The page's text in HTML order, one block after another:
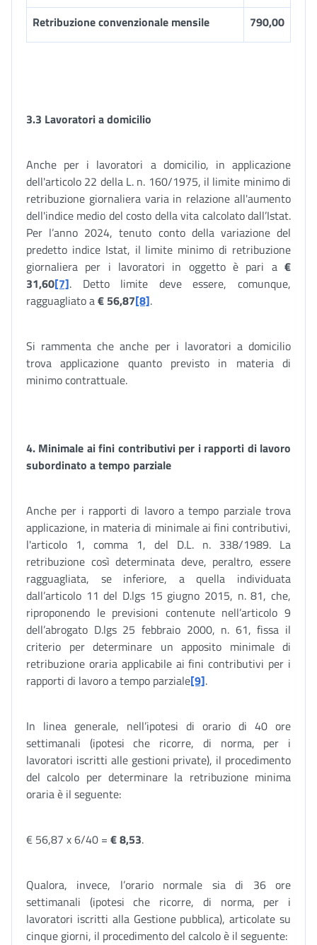
Retribuzione convenzionale mensile 790,00
3.3 Lavoratori a domicilio
Anche per i lavoratori a domicilio, in applicazione
dell'articolo 22 della L. n. 160/1975, il limite minimo di
retribuzione giornaliera varia in relazione all'aumento
dell'indice medio del costo della vita calcolato dall’Istat.
Per l’anno 2024, tenuto conto della variazione del
predetto indice Istat, il limite minimo di retribuzione
giornaliera per i lavoratori in oggetto è pari a €
31,60[7]. Detto limite deve essere, comunque,
ragguagliato a€ 56,87[8].
Si rammenta che anche per i lavoratori a domicilio
trova applicazione quanto previsto in materia di
minimo contrattuale.
4. Minimale ai fini contributivi per i rapporti di lavoro
subordinato a tempo parziale
Anche per i rapporti di lavoro a tempo parziale trova
applicazione, in materia di minimale ai fini contributivi,
l'articolo 1, comma 1, del D.L. n. 338/1989. La
retribuzione così determinata deve, peraltro, essere
ragguagliata, se inferiore, a quella individuata
dall’articolo 11 del D.lgs 15 giugno 2015, n. 81, che,
riproponendo le previsioni contenute nell’articolo 9
dell’abrogato D.lgs 25 febbraio 2000, n. 61, fissa il
criterio per determinare un apposito minimale di
retribuzione oraria applicabile ai fini contributivi per i
rapporti di lavoro a tempo parziale[9].
In linea generale, nell’ipotesi di orario di 40 ore
settimanali (ipotesi che ricorre, di norma, per i
lavoratori iscritti alle gestioni private), il procedimento
del calcolo per determinare la retribuzione minima
oraria è il seguente:
€ 56,87 x 6/40 = € 8,53.
Qualora, invece, l’orario normale sia di 36 ore
settimanali (ipotesi che ricorre, di norma, per i
lavoratori iscritti alla Gestione pubblica), articolate su
cinque giorni, il procedimento del calcolo è il seguente: